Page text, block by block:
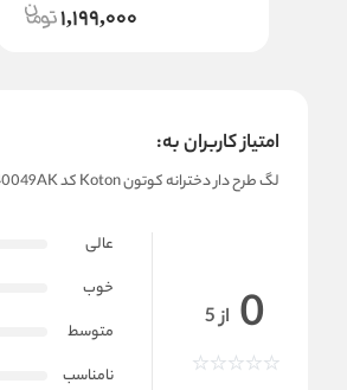
1,199,000
امتیاز کاربران به:
لگ طرح دار دخترانه کوتون Koton کد 5WKG40049AK
0 از 5
عالی
خوب
متوسط
نامناسب